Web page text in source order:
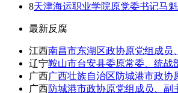
8天津海运职业学院原党委书记马
最新反腐
江西南昌市东湖区政协原党组成员
辽宁鞍山市台安县委原常委、统战
广西广西壮族自治区防城港市政
广西防城港市政协原党组成员、